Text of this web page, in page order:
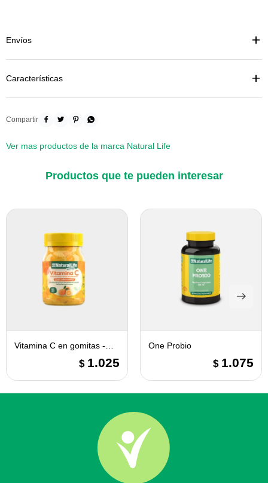
Envíos
Características
   
Ver mas productos de la marca Natural Life
Productos que te pueden interesar
Vitamina C en gomitas -
$ 1.025
One Probio
$ 1.075